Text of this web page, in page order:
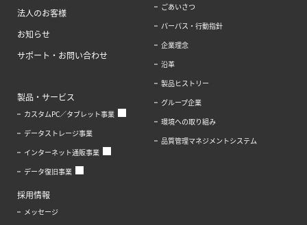
法人のお客様
お知らせ
サポート・お問い合わせ
製品・サービス
カスタムPC／タブレット事業
データストレージ事業
インターネット通販事業
データ復旧事業
ごあいさつ
パーパス・行動指針
企業理念
沿革
製品ヒストリー
グループ企業
環境への取り組み
品質管理マネジメントシステム
採用情報
メッセージ